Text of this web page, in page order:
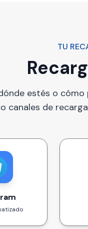
TU
estés o cómo
canales de